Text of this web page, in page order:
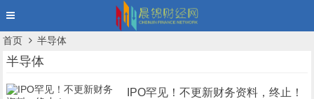
首页 半导体
半导体
IPO罕见！不更新财务资料，终止！